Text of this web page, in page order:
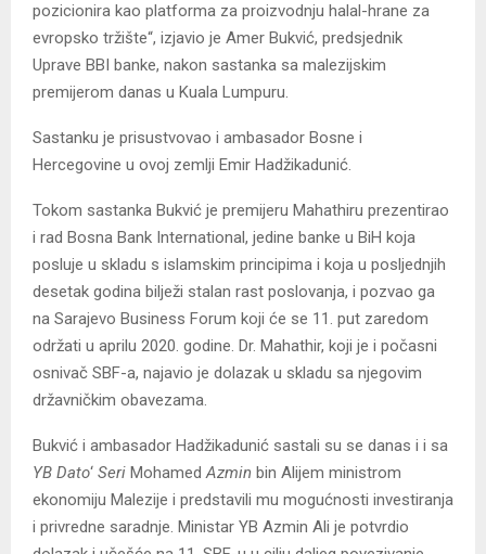
pozicionira kao platforma za proizvodnju halal-hrane za
evropsko tržište“, izjavio je Amer Bukvić, predsjednik
Uprave BBI banke, nakon sastanka sa malezijskim
premijerom danas u Kuala Lumpuru.
Sastanku je prisustvovao i ambasador Bosne i
Hercegovine u ovoj zemlji Emir Hadžikadunić.
Tokom sastanka Bukvić je premijeru Mahathiru prezentirao
i rad Bosna Bank International, jedine banke u BiH koja
posluje u skladu s islamskim principima i koja u posljednjih
desetak godina bilježi stalan rast poslovanja, i pozvao ga
na Sarajevo Business Forum koji će se 11. put zaredom
održati u aprilu 2020. godine. Dr. Mahathir, koji je i počasni
osnivač SBF-a, najavio je dolazak u skladu sa njegovim
državničkim obavezama.
Bukvić i ambasador Hadžikadunić sastali su se danas i i sa
YB Dato‘ Seri MohamedAzmin bin Alijem ministrom
ekonomiju Malezije i predstavili mu mogućnosti investiranja
i privredne saradnje. Ministar YB Azmin Ali je potvrdio